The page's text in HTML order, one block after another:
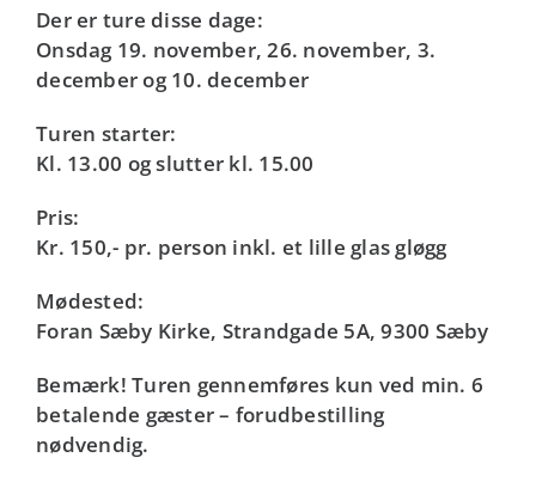
Der er ture disse dage:
Onsdag 19. november, 26. november, 3.
december og 10. december
Turen starter:
Kl. 13.00 og slutter kl. 15.00
Pris:
Kr. 150,- pr. person inkl. et lille glas gløgg
Mødested:
Foran Sæby Kirke, Strandgade 5A, 9300 Sæby
Bemærk! Turen gennemføres kun ved min. 6
betalende gæster – forudbestilling
nødvendig.